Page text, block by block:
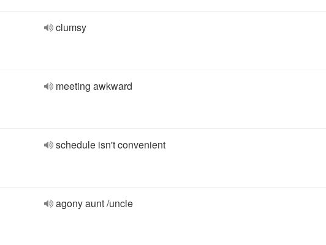
clumsy
meeting awkward
schedule isn't convenient
agony aunt /uncle